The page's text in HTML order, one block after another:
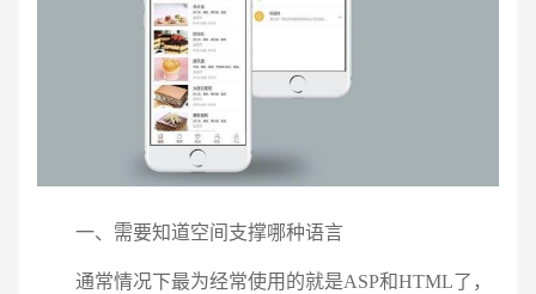
一、需要知道空间支撑哪种语言
通常情况下最为经常使用的就是ASP和HTML了，
请输入您的公司名称